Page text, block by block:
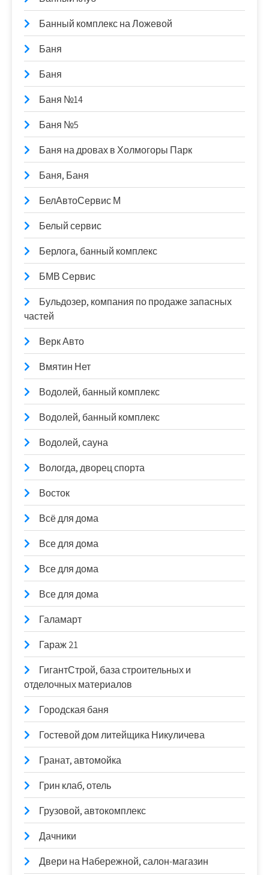
Банный комплекс на Ложевой
Баня
Баня
Баня №14
Баня №5
Баня на дровах в Холмогоры Парк
Баня, Баня
БелАвтоСервис М
Белый сервис
Берлога, банный комплекс
БМВ Сервис
Бульдозер, компания по продаже запасных
частей
Верк Авто
Вмятин Нет
Водолей, банный комплекс
Водолей, банный комплекс
Водолей, сауна
Вологда, дворец спорта
Восток
Всё для дома
Все для дома
Все для дома
Все для дома
Галамарт
Гараж 21
ГигантСтрой, база строительных и
отделочных материалов
Городская баня
Гостевой дом литейщика Никуличева
Гранат, автомойка
Грин клаб, отель
Грузовой, автокомплекс
Дачники
Двери на Набережной, салон-магазин